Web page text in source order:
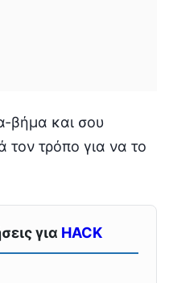
βήμα και σου
τον τρόπο για να το
για HACK